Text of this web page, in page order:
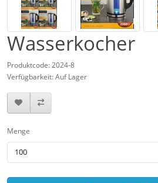
Wasserkocher
Produktcode: 2024-8
Verfügbarkeit: Auf Lager
Menge